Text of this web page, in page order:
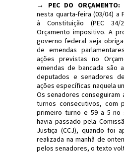
→ PEC DO ORÇAMENTO:
nesta quarta-feira (03/04) a
à Constituição (PEC 34/
Orçamento impositivo. A
governo federal seja
de emendas
ações previstas no
emendas de bancada são
deputados e senadores
ações específicas naquela
Os senadores conseguiram
turnos consecutivos, com
primeiro turno e 59 a 5 no
havia passado pela
Justiça (CCJ), quando foi
realizada na manhã de
pelos senadores, o texto